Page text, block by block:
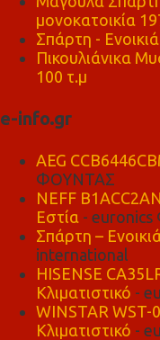
μονοκατοικία
Σπάρτη -
Πικουλιάνικα
100 τ.μ
e-info.gr
AEG
ΦΟΥΝΤΑΣ
NEFF
Εστία -
Σπάρτη –
international
HISENSE
Κλιματιστικό -
WINSTAR
Κλιματιστικό -